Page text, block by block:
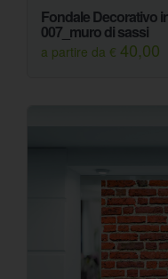
Fondale Decorativo
007_muro di sassi
a partire da € 40,00